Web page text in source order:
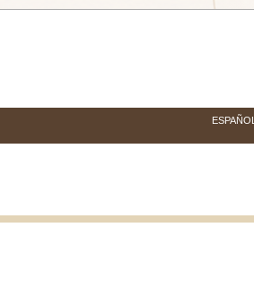
ESPAÑOL